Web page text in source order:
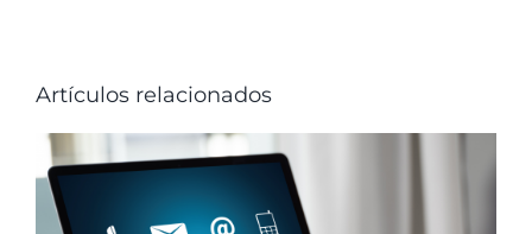
Artículos relacionados